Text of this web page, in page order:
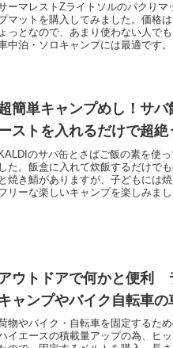
ーマレストZライトソルのパクり
マットを購入してみました。価格
ょっとなので、あまり使わない人で
中泊・ソロキャンプには最適です。
簡単キャンプめし！サ
ストを入れるだけで超絶
のサバ缶とさばご飯の素を使
した。飯盒に入れて炊飯するだけで
と焼き鯖がありますが、子どもには
リーな楽しいキャンプを楽しみまし
ウトドアで何かと便利
ャンプやバイク自転車の
物やバイク・自転車を固定するた
イエースの積載量アップの為、ヒ